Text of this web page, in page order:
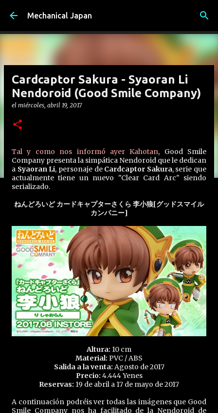
Ir al contenido principal
Mechanical Japan
Cardcaptor Sakura - Syaoran Li
Nendoroid (Good Smile Company)
el miércoles, abril 19, 2017
Tal y como nos informó ayer Kahotan, Good Smile
Company presenta la simpática Nendoroid que le dedican
a Syaoran Li, personaje de Cardcaptor Sakura, serie que
actualmente tiene un nuevo "Clear Card Arc" siendo
serializado.
ねんどろいど カードキャプターさくら 李小狼[グッドスマイル
カンパニー]
Altura: 10 cm
Material: PVC / ABS
Salida a la venta: Agosto de 2017
Precio: 4.444 Yenes
Reservas: 19 de abril a 17 de mayo de 2017
A continuación podréis ver todas las imágenes que Good
Smile Company nos ha facilitado de la Nendoroid de